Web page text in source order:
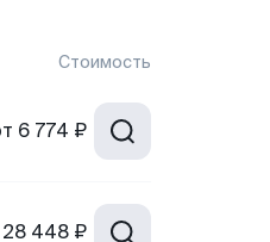
Стоимость
6 774 ₽
28 448 ₽